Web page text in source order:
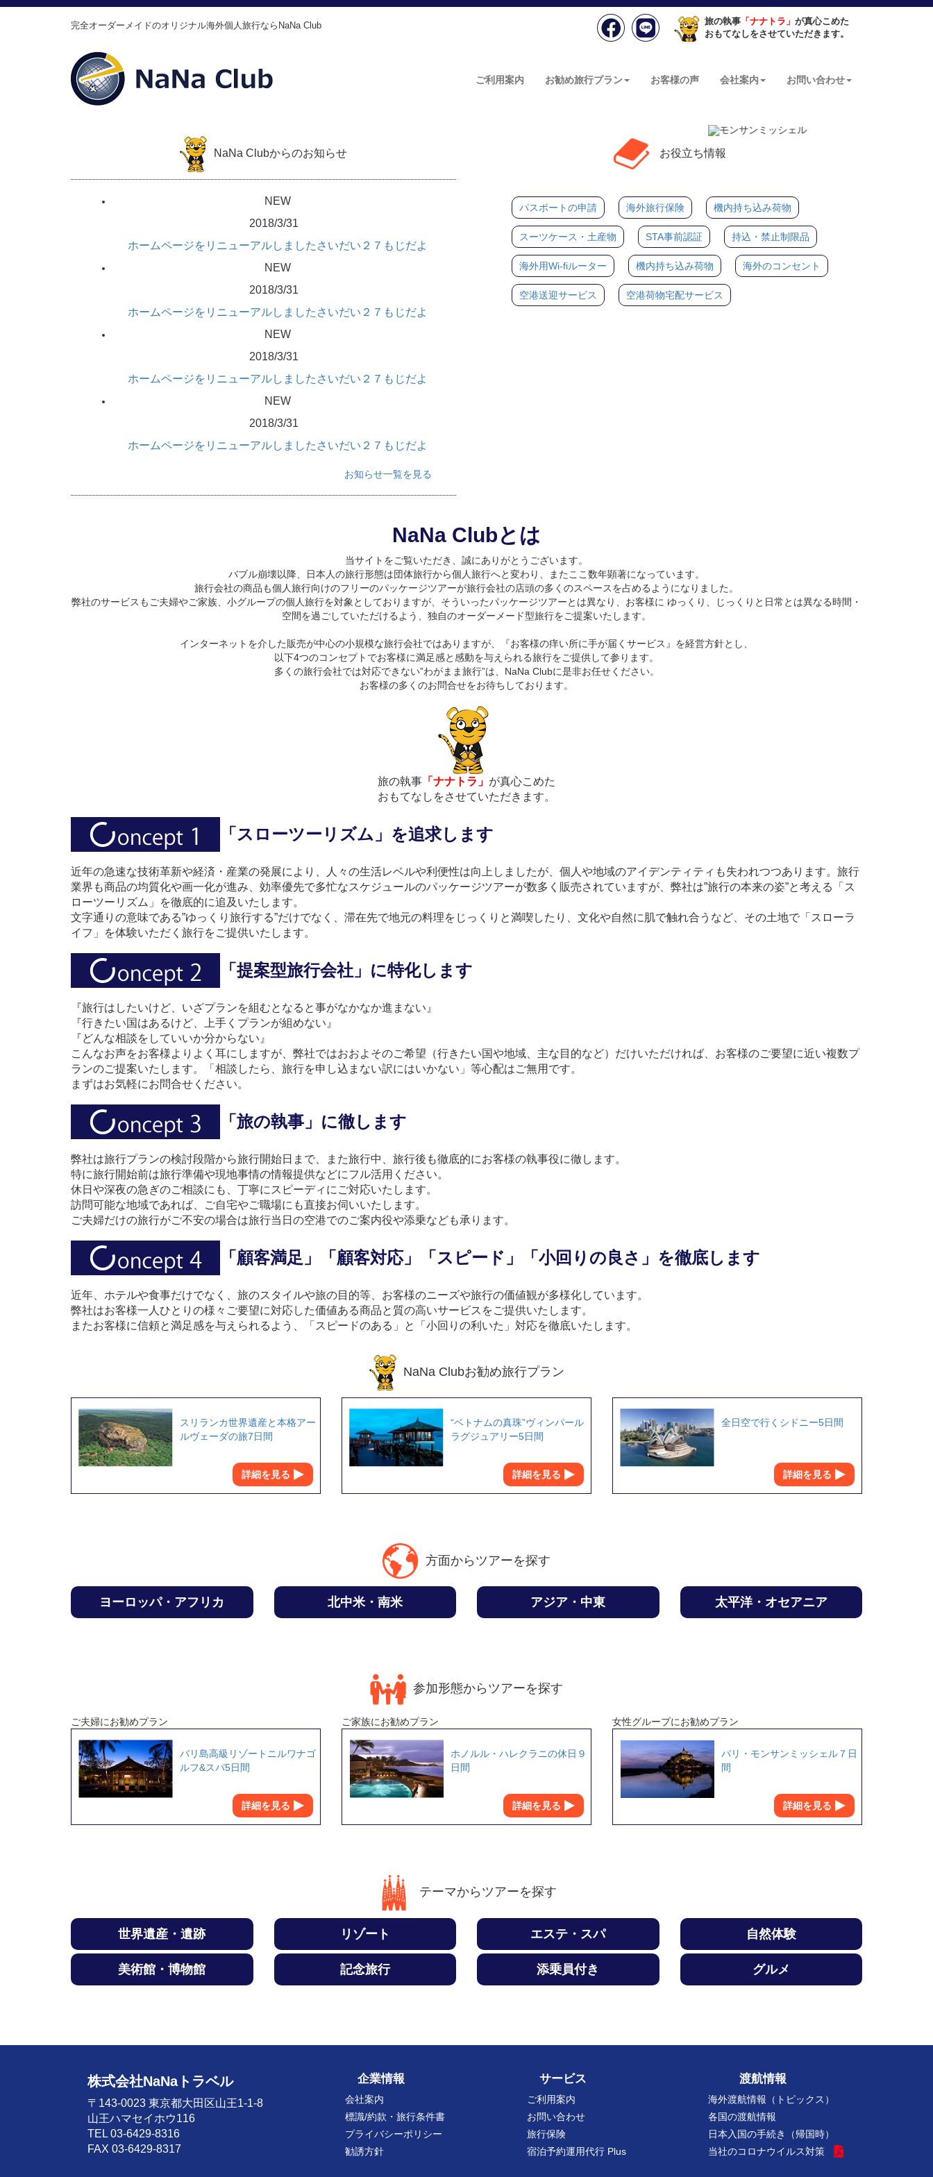
完全オーダーメイドのオリジナル海外個人旅行ならNaNa Club 旅の執事「ナナトラ」 が真心こめた
おもてなしをさせていただきます。
ご利用案内 お勧め旅行プラン お客様の声 会社案内 お問い合わせ
NaNa Clubからのお知らせ
NEW
2018/3/31
ホームページをリニューアルしましたさいだい２７もじだよ
NEW
2018/3/31
ホームページをリニューアルしましたさいだい２７もじだよ
NEW
2018/3/31
ホームページをリニューアルしましたさいだい２７もじだよ
NEW
2018/3/31
ホームページをリニューアルしましたさいだい２７もじだよ
お知らせ一覧を見る
お役立ち情報
パスポートの申請 海外旅行保険 機内持ち込み荷物
スーツケース・土産物 STA事前認証 持込・禁止制限品
海外用Wi-fiルーター 機内持ち込み荷物 海外のコンセント
空港送迎サービス 空港荷物宅配サービス
NaNa Clubとは
当サイトをご覧いただき、誠にありがとうございます。
バブル崩壊以降、日本人の旅行形態は団体旅行から個人旅行へと変わり、またここ数年顕著になっています。
旅行会社の商品も個人旅行向けのフリーのパッケージツアーが旅行会社の店頭の多くのスペースを占めるようになりました。
弊社のサービスもご夫婦やご家族、小グループの個人旅行を対象としておりますが、そういったパッケージツアーとは異なり、お客様に ゆっくり、じっくりと日常とは異なる時間・
空間を過ごしていただけるよう、独自のオーダーメード型旅行をご提案いたします。
インターネットを介した販売が中心の小規模な旅行会社ではありますが、『お客様の痒い所に手が届くサービス』を経営方針とし、
以下4つのコンセプトでお客様に満足感と感動を与えられる旅行をご提供して参ります。
多くの旅行会社では対応できない”わがまま旅行”は、NaNa Clubに是非お任せください。
お客様の多くのお問合せをお待ちしております。
旅の執事 「ナナトラ」 が真心こめた
おもてなしをさせていただきます。
「スローツーリズム」を追求します
近年の急速な技術革新や経済・産業の発展により、人々の生活レベルや利便性は向上しましたが、個人や地域のアイデンティティも失われつつあります。旅行
業界も商品の均質化や画一化が進み、効率優先で多忙なスケジュールのパッケージツアーが数多く販売されていますが、弊社は”旅行の本来の姿”と考える「ス
ローツーリズム」を徹底的に追及いたします。
文字通りの意味である”ゆっくり旅行する”だけでなく、滞在先で地元の料理をじっくりと満喫したり、文化や自然に肌で触れ合うなど、その土地で「スローラ
イフ」を体験いただく旅行をご提供いたします。
「提案型旅行会社」に特化します
『旅行はしたいけど、いざプランを組むとなると事がなかなか進まない』
『行きたい国はあるけど、上手くプランが組めない』
『どんな相談をしていいか分からない』
こんなお声をお客様よりよく耳にしますが、弊社ではおおよそのご希望（行きたい国や地域、主な目的など）だけいただければ、お客様のご要望に近い複数プ
ランのご提案いたします。「相談したら、旅行を申し込まない訳にはいかない」等心配はご無用です。
まずはお気軽にお問合せください。
「旅の執事」に徹します
弊社は旅行プランの検討段階から旅行開始日まで、また旅行中、旅行後も徹底的にお客様の執事役に徹します。
特に旅行開始前は旅行準備や現地事情の情報提供などにフル活用ください。
休日や深夜の急ぎのご相談にも、丁寧にスピーディにご対応いたします。
訪問可能な地域であれば、ご自宅やご職場にも直接お伺いいたします。
ご夫婦だけの旅行がご不安の場合は旅行当日の空港でのご案内役や添乗なども承ります。
「顧客満足」「顧客対応」「スピード」「小回りの良さ」を徹底します
近年、ホテルや食事だけでなく、旅のスタイルや旅の目的等、お客様のニーズや旅行の価値観が多様化しています。
弊社はお客様一人ひとりの様々ご要望に対応した価値ある商品と質の高いサービスをご提供いたします。
またお客様に信頼と満足感を与えられるよう、「スピードのある」と「小回りの利いた」対応を徹底いたします。
NaNa Clubお勧め旅行プラン
スリランカ世界遺産と本格アー
ルヴェーダの旅7日間
詳細を見る
“ベトナムの真珠”ヴィンパール
ラグジュアリー5日間
詳細を見る
全日空で行くシドニー5日間
詳細を見る
方面からツアーを探す
ヨーロッパ・アフリカ 北中米・南米 アジア・中東 太平洋・オセアニア
参加形態からツアーを探す
ご夫婦にお勧めプラン
バリ島高級リゾートニルワナゴ
ルフ&スパ5日間
詳細を見る
ご家族にお勧めプラン
ホノルル・ハレクラニの休日９
日間
詳細を見る
女性グループにお勧めプラン
パリ・モンサンミッシェル７日
間
詳細を見る
テーマからツアーを探す
世界遺産・遺跡 リゾート エステ・スパ 自然体験
美術館・博物館 記念旅行 添乗員付き グルメ
株式会社NaNaトラベル
〒143-0023 東京都大田区山王1-1-8
山王ハマセイホウ116
TEL 03-6429-8316
FAX 03-6429-8317
企業情報
会社案内
標識/約款・旅行条件書
プライバシーポリシー
勧誘方針
サービス
ご利用案内
お問い合わせ
旅行保険
宿泊予約運用代行 Plus
渡航情報
海外渡航情報（トピックス）
各国の渡航情報
日本入国の手続き（帰国時）
当社のコロナウイルス対策